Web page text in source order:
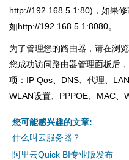
http://192.168.5.1:80)，如果
如http://192.168.5.1:8080。
为了管理您的路由器，请在浏
您成功访问路由器管理面板后
项：IP Qos、DNS、代理、
WLAN设置、PPPOE、MAC、
您可能感兴趣的文章:
什么叫云服务器？
阿里云Quick BI专业版发布